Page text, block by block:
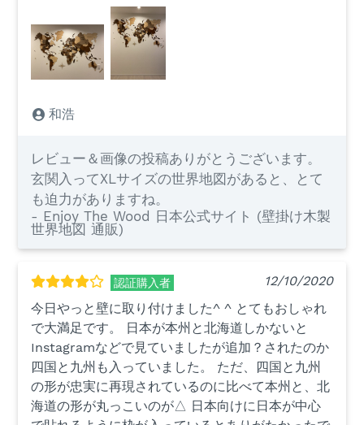
和浩
レビュー＆画像の投稿ありがとうございます。
玄関入ってXLサイズの世界地図があると、とて
も迫力がありますね。
- Enjoy The Wood 日本公式サイト (壁掛け木製
世界地図 通販)
認証購入者
12/10/2020
今日やっと壁に取り付けました^ ^ とてもおしゃれ
で大満足です。 日本が本州と北海道しかないと
Instagramなどで見ていましたが追加？されたのか
四国と九州も入っていました。 ただ、四国と九州
の形が忠実に再現されているのに比べて本州と、北
海道の形が丸っこいのが△ 日本向けに日本が中心